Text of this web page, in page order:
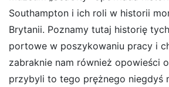
Southampton i ich roli w historii
Brytanii. Poznamy tutaj historię
portowe w poszykowaniu pracy i
zabraknie nam również opowieści
przybyli to tego prężnego niegdyś